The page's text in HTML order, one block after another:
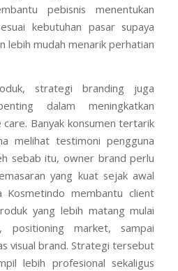
pebisnis menentukan
kebutuhan pasar supaya
lebih mudah menarik perhatian
strategi branding juga
dalam meningkatkan
care. Banyak konsumen tertarik
melihat testimoni pengguna
sebab itu, owner brand perlu
yang kuat sejak awal
Kosmetindo membantu client
yang lebih matang mulai
positioning market, sampai
visual brand. Strategi tersebut
lebih profesional sekaligus